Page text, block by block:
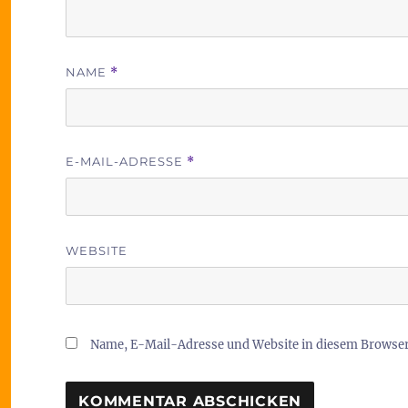
NAME *
E-MAIL-ADRESSE *
WEBSITE
Name, E-Mail-Adresse und Website in diesem